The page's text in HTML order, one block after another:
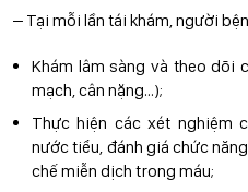
– Tại mỗi lần tái khám, người
Khám lâm sàng và theo dõi
mạch, cân nặng…);
Thực hiện các xét nghiệm
nước tiểu, đánh giá chức
chế miễn dịch trong máu;